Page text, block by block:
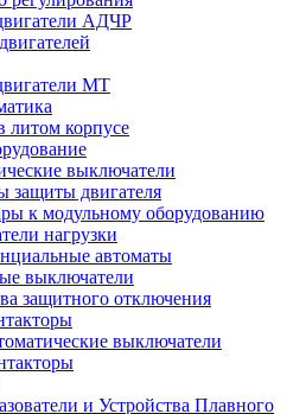
АДЧР
МТ
литом корпусе
выключатели
защиты двигателя
к модульному оборудованию
нагрузки
автоматы
выключатели
защитного отключения
выключатели